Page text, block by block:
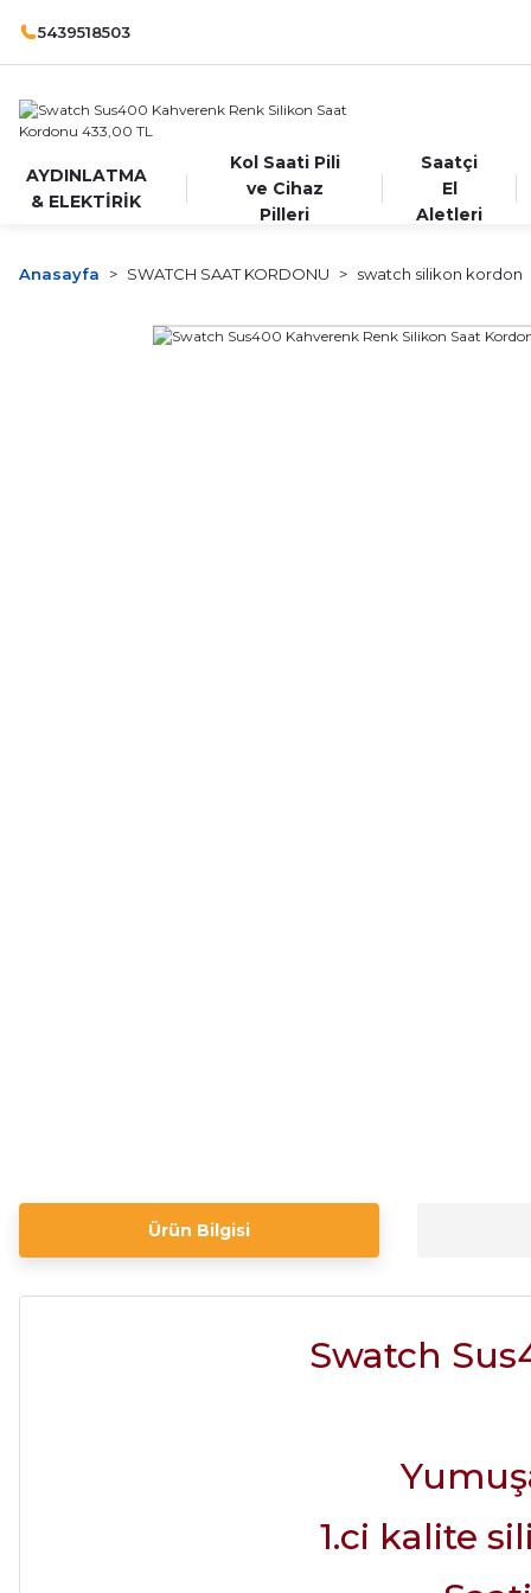
5439518503
AYDINLATMA
& ELEKTİRİK
Kol Saati Pili
ve Cihaz
Pilleri
Saatçi
El
Aletleri
Anasayfa SWATCH SAAT KORDONU swatch silikon kordon
Ürün Bilgisi
Swatch
1.ci kalite